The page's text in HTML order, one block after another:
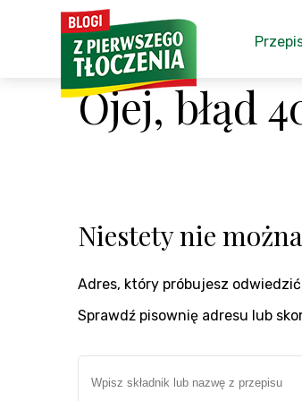
Ojej, błąd
Niestety nie
Adres, który próbujesz
Sprawdź pisownię adresu lub